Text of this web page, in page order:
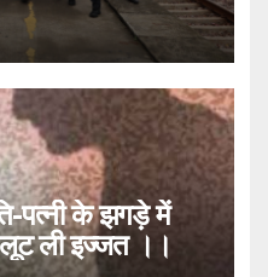
पत्नी के झगड़े में
लूट ली इज्जत ।।